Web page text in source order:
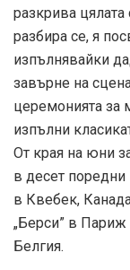
разкрива цялата
разбира се, я
изпълнявайки
завърне на
церемонията за
изпълни
От края на юни
в десет поредни
в Квебек,
„Берси” в Париж
Белгия.